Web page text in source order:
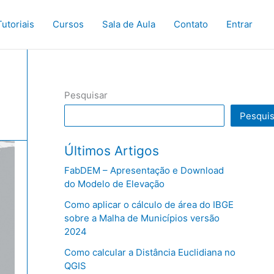
Cursos Sala de Aula Contato Entrar
Pesquisar
Últimos Artigos
FabDEM – Apresentação e Download
do Modelo de Elevação
Como aplicar o cálculo de área do IBGE
sobre a Malha de Municípios versão
2024
Como calcular a Distância Euclidiana no
QGIS